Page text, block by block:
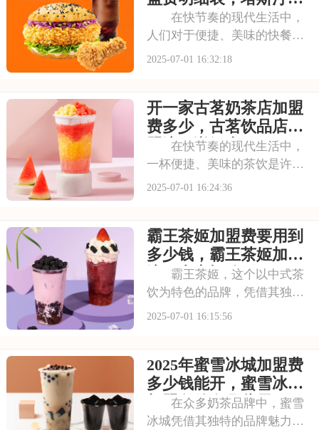
文化。每一款茶饮都选
盟有什么流程及条件呢
在快节奏的现代生活中，
人们对于便捷、美味的快餐需
求日益增长。塔斯汀汉堡以其
的热门加盟项目。塔斯汀的汉
堡系列丰富多样，既有经典的
牛肉汉堡，又有创新
2025-07-01 16:32:18
开一家古茗奶茶店加盟
费多少，古茗饮品店加
盟流程详细表
在快节奏的现代生活中，
一杯便捷、美味的茶饮是许多
人日常的必需品。古茗以其独
择。走进古茗的店铺，那浓郁
的茶香与清新的果香交织，让
人瞬间放松身心。那么
2025-07-01 16:24:36
霸王茶姬加盟费要用到
多少钱，霸王茶姬加盟
流程内容概览
霸王茶姬，这个以中式茶
饮为特色的品牌，凭借其独特
的口感和深厚的文化底蕴，赢
优质茶叶和新鲜食材，搭配独
特的配方，呈现出浓郁的茶香
和丰富的口感。让我
2025-07-01 16:15:56
2025年蜜雪冰城加盟费
多少钱能开，蜜雪冰城
加盟条件有哪些需要了
解
在众多奶茶品牌中，蜜雪
冰城凭借其独特的品牌魅力脱